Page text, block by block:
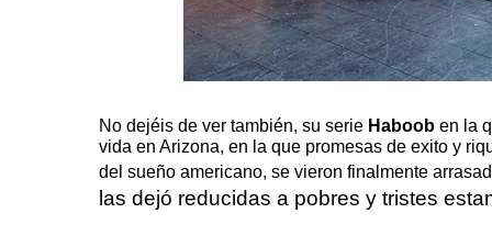
No dejéis de ver también, su serie Haboob en la
vida en Arizona, en la que promesas de exito y
del sueño americano, se vieron finalmente
las dejó reducidas a pobres y tristes